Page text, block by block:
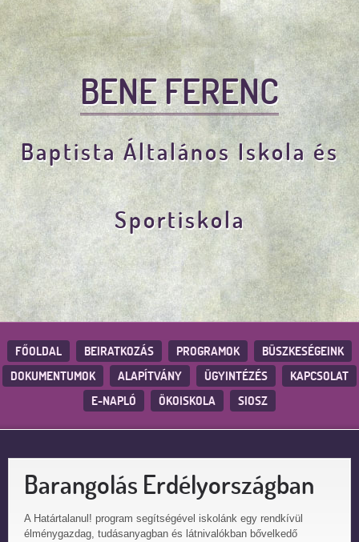
BENE FERENC
Baptista Általános Iskola és
Sportiskola
FŐOLDAL BEIRATKOZÁS PROGRAMOK
BÜSZKESÉGEINK
DOKUMENTUMOK
ALAPÍTVÁNY ÜGYINTÉZÉS
KAPCSOLAT
E-NAPLÓ
ÖKOISKOLA SIOSZ
Barangolás Erdélyországban
A Határtalanul! program segítségével iskolánk egy rendkívül
élménygazdag, tudásanyagban és látnivalókban bővelkedő